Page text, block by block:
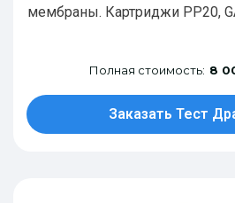
мембраны. Картриджи РР20,
Полная стоимость: 8
Заказать Тест